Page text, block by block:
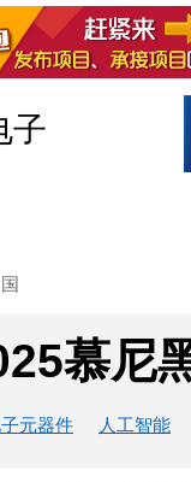
子
慕尼
元器件 人工智能